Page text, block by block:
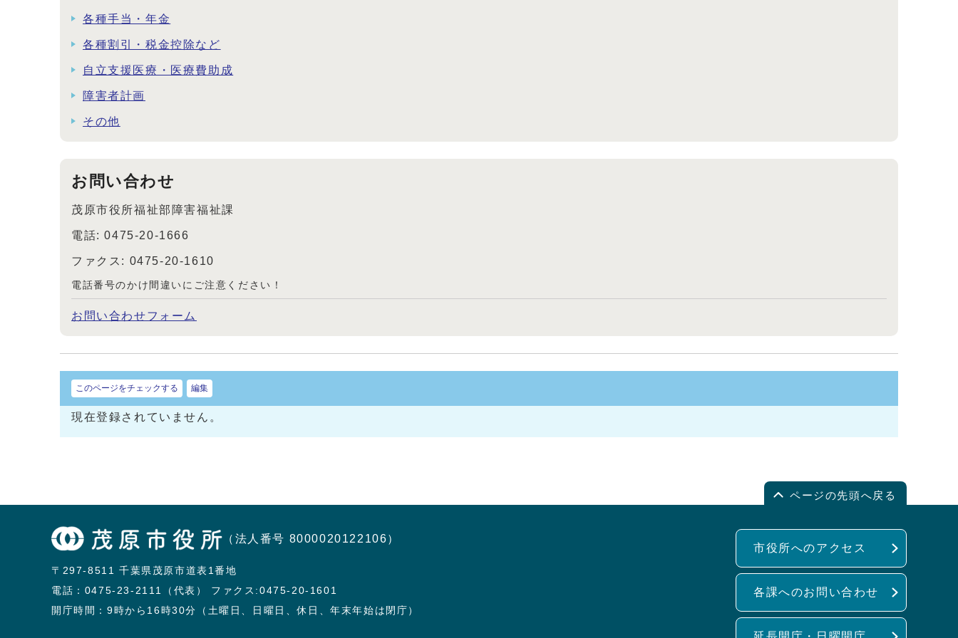
各種手当・年金
各種割引・税金控除など
自立支援医療・医療費助成
障害者計画
その他
お問い合わせ
茂原市役所福祉部障害福祉課
電話: 0475-20-1666
ファクス: 0475-20-1610
電話番号のかけ間違いにご注意ください！
お問い合わせフォーム
このページをチェックする 編集
現在登録されていません。
ページの先頭へ戻る
（法人番号 8000020122106）
〒297-8511 千葉県茂原市道表1番地
電話： 0475-23-2111（代表）
ファクス:0475-20-1601
開庁時間：9時から16時30分（土曜日、日曜日、休日、年末年始は閉庁）
市役所へのアクセス
各課へのお問い合わせ